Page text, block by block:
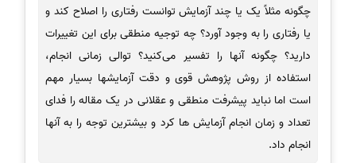
چگونه مثلاً یک یا چند آزمایش توانست رفتاری را اصلاح کند و
یا رفتاری را به وجود آورد؟ چه توجیه منطقی برای این تغییرات
دارید؟ چگونه آنها را تفسیر می‌کنید؟ توالی زمانی انجام،
استفاده از روش پژوهش قوی و دقت آزمایشها بسیار مهم
است اما نباید پیشرفت منطقی و عقلانی در یک مقاله را فدای
تعداد و زمان انجام آزمایش ها کرد و بیشترین توجه را به آنها
انجام داد.